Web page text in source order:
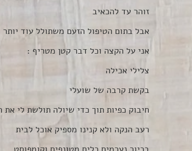
זוהר עד להכאיב
אבל בתום הטיפול הזעם משתולל עוד יותר
אני על הקצה וכל דבר קטן מטריף :
צלילי אכילה
בקשת קרבה של שועלי
חיבוק כפיות תוך כדי שיולה תולשת לי
רעב הנקה ולא קנינו מספיק אוכל לבית